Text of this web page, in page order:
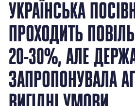
УКРАЇНСЬКА
ПРОХОДИТЬ
20-30%, АЛЕ
ЗАПРОПОНУВАЛА